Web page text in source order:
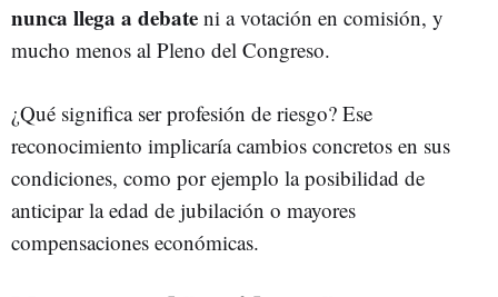
nunca llega a debate ni a votación en comisión, y
mucho menos al Pleno del Congreso.
¿Qué significa ser profesión de riesgo? Ese
reconocimiento implicaría cambios concretos en sus
condiciones, como por ejemplo la posibilidad de
anticipar la edad de jubilación o mayores
compensaciones económicas.